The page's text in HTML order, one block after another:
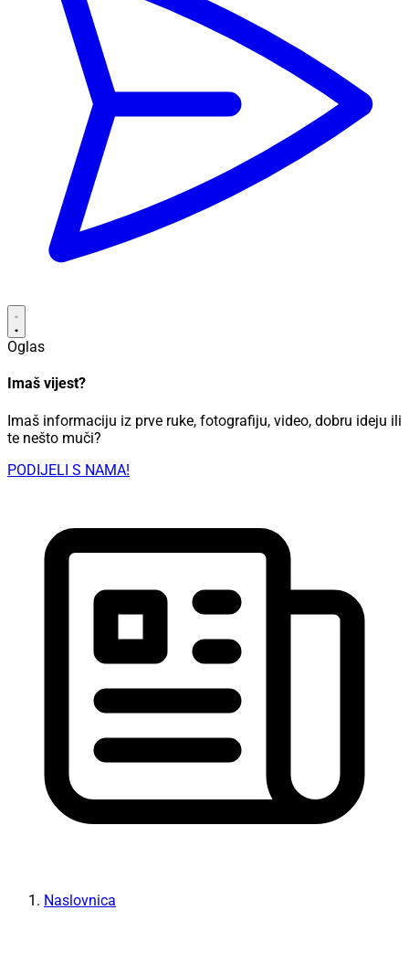
Oglas
Imaš vijest?
Imaš informaciju iz prve ruke, fotografiju, video, dobru ideju ili
te nešto muči?
PODIJELI S NAMA!
Naslovnica